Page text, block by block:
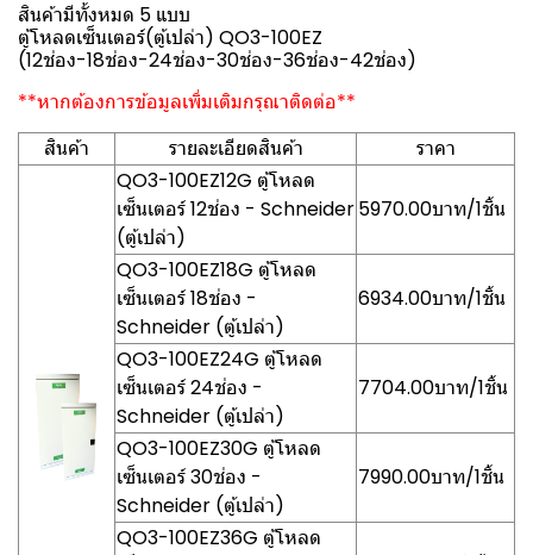
สินค้ามีทั้งหมด 5 แบบ
ตู้โหลดเซ็นเตอร์(ตู้เปล่า) QO3-100EZ
(12ช่อง-18ช่อง-24ช่อง-30ช่อง-36ช่อง-42ช่อง)
**หากต้องการข้อมูลเพิ่มเติมกรุณาติดต่อ**
สินค้า
รายละเอียดสินค้า
ราคา
QO3-100EZ12G ตู้โหลด
เซ็นเตอร์ 12ช่อง - Schneider
(ตู้เปล่า)
5970.00บาท/1ชิ้น
QO3-100EZ18G ตู้โหลด
เซ็นเตอร์ 18ช่อง -
Schneider (ตู้เปล่า)
6934.00บาท/1ชิ้น
QO3-100EZ24G ตู้โหลด
เซ็นเตอร์ 24ช่อง -
Schneider (ตู้เปล่า)
7704.00บาท/1ชิ้น
QO3-100EZ30G ตู้โหลด
เซ็นเตอร์ 30ช่อง -
Schneider (ตู้เปล่า)
7990.00บาท/1ชิ้น
QO3-100EZ36G ตู้โหลด